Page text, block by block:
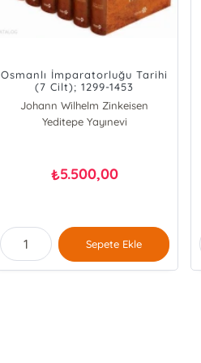
Osmanlı İmparatorluğu Tarihi
(7 Cilt); 1299-1453
Johann Wilhelm Zinkeisen
Yeditepe Yayınevi
₺5.500,00
Sepete Ekle